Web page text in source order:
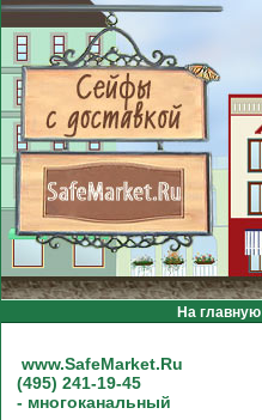
На главную
www.SafeMarket.Ru
(495) 241-19-45
- многоканальный